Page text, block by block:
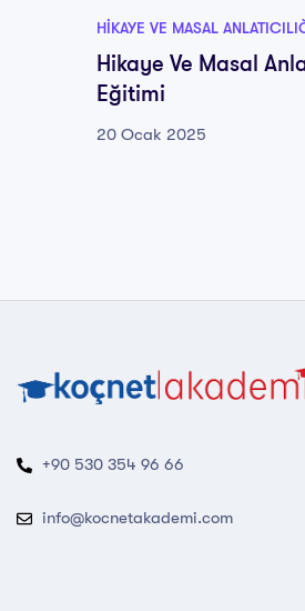
HIKAYE VE MASAL
Hikaye Ve Masal
Eğitimi
20 Ocak 2025
+90 530 354 96 66
info@kocnetakademi.com